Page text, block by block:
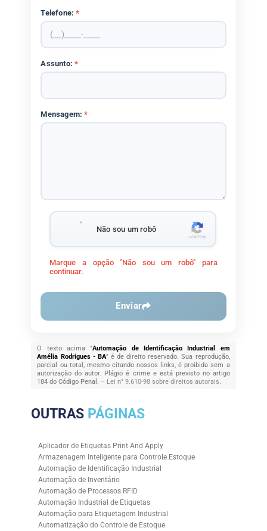
Telefone:*
Assunto:*
Mensagem:*
Não sou um robô
Marque a opção "Não sou um robô" para
continuar.
Enviar
O texto acima "Automação de Identificação Industrial em
Amélia Rodrigues - BA" é de direito reservado. Sua reprodução,
parcial ou total, mesmo citando nossos links, é proibida sem a
autorização do autor. Plágio é crime e está previsto no artigo
184 do Código Penal. – Lei n° 9.610-98 sobre direitos autorais.
OUTRAS PÁGINAS
Aplicador de Etiquetas Print And Apply
Armazenagem Inteligente para Controle Estoque
Automação de Identificação Industrial
Automação de Inventário
Automação de Processos RFID
Automação Industrial de Etiquetas
Automação para Etiquetagem Industrial
Automatização do Controle de Estoque